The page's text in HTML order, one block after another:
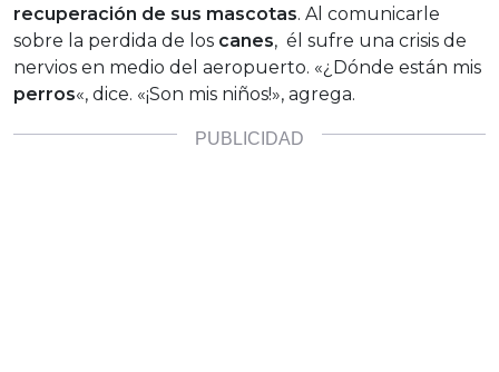
recuperación de sus mascotas. Al comunicarle
sobre la perdida de los canes, él sufre una crisis de
nervios en medio del aeropuerto. «¿Dónde están mis
perros«, dice. «¡Son mis niños!», agrega.